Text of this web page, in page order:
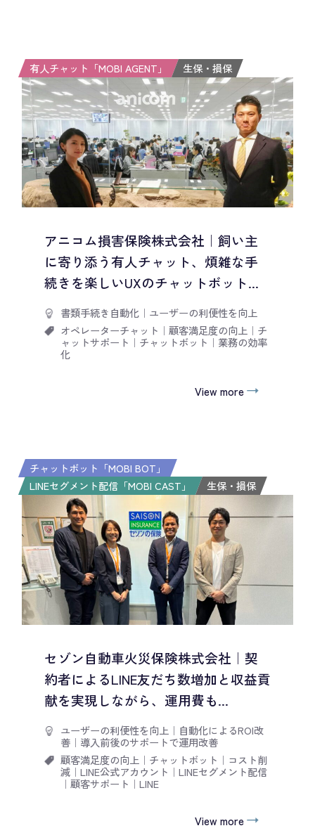
有人チャット「MOBI AGENT」 生保・損保
アニコム損害保険株式会社｜飼い主
に寄り添う有人チャット、煩雑な手
続きを楽しいUXのチャットボット...
書類手続き自動化｜ ユーザーの利便性を向上
オペレーターチャット ｜ 顧客満足度の向上｜ チ
ャットサポート ｜ チャットボット ｜ 業務の効率
化
View more
チャットボット「MOBI BOT」
LINEセグメント配信「MOBI CAST」
生保・損保
セゾン自動車火災保険株式会社｜契
約者によるLINE友だち数増加と収益貢
献を実現しながら、運用費も...
ユーザーの利便性を向上 ｜ 自動化によるROI改
善｜ 導入前後のサポートで運用改善
顧客満足度の向上｜ チャットボット ｜ コスト削
減｜ LINE公式アカウント ｜ LINEセグメント配信
｜ 顧客サポート ｜ LINE
View more